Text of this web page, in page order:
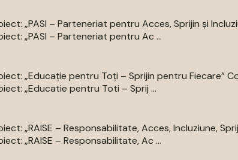
„PASI – Parteneriat pentru Acces, Sprijin și
„PASI – Parteneriat pentru Ac ...
„Educație pentru Toți – Sprijin pentru Fiecare”
„Educatie pentru Toti – Sprij ...
„RAISE – Responsabilitate, Acces, Incluziune,
„RAISE – Responsabilitate, Ac ...